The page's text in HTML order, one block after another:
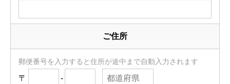
ご住所
郵便番号を入力すると住所が途中まで自動入力されます
〒 -